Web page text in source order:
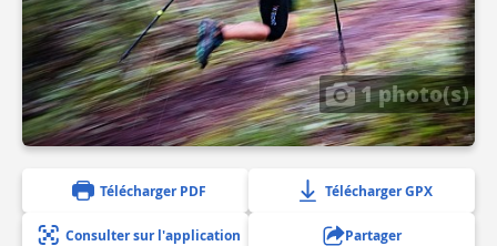
1 photo(s)
Télécharger PDF Télécharger GPX
Consulter sur l'application Partager